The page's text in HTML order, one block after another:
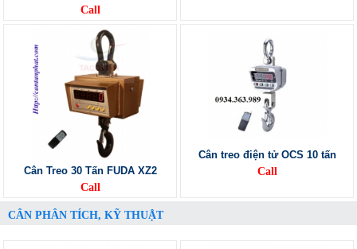
Call
Cân Treo 30 Tấn FUDA XZ2
Call
Cân treo điện tử OCS 10 tấn
Call
CÂN PHÂN TÍCH, KỸ THUẬT